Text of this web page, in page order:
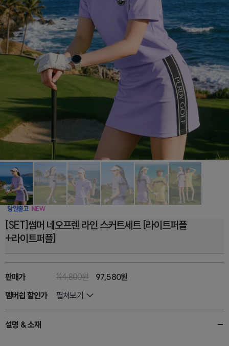
[SET]썸머 네오프렌 라인 스커트세트 [라이트퍼플
+라이트퍼플]
판매가 114,800원 97,580원
멤버쉽 할인가
펼쳐보기
설명 & 소재